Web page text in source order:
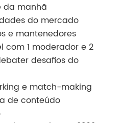
da manhã
do mercado
e mantenedores
com 1 moderador e 2
desafios do
e match-making
de conteúdo